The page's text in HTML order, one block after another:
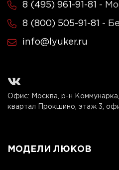
8 (495) 961-91-81 -
8 (800) 505-91-81 -
info@lyuker.ru
Офис: Москва, р-н Коммунарка,
квартал Прокшино, этаж 3,
МОДЕЛИ ЛЮКОВ